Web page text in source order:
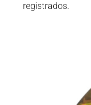
registrados.